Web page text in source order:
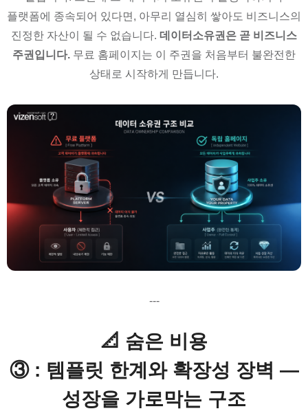
플랫폼에 종속되어 있다면, 아무리 열심히 쌓아도 비즈니스의
진정한 자산이 될 수 없습니다. 데이터소유권은 곧 비즈니스
주권입니다. 무료 홈페이지는 이 주권을 처음부터 불완전한
상태로 시작하게 만듭니다.
---
📐 숨은 비용
③ : 템플릿 한계와 확장성 장벽 —
성장을 가로막는 구조